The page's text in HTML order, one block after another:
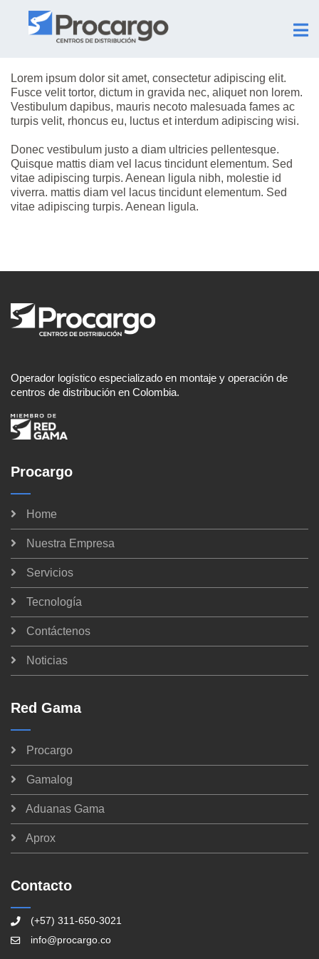
Lorem ipsum dolor sit amet, consectetur adipiscing elit.
Fusce velit tortor, dictum in gravida nec, aliquet non lorem.
Vestibulum dapibus, mauris necoto malesuada fames ac
turpis velit, rhoncus eu, luctus et interdum adipiscing wisi.
Donec vestibulum justo a diam ultricies pellentesque.
Quisque mattis diam vel lacus tincidunt elementum. Sed
vitae adipiscing turpis. Aenean ligula nibh, molestie id
viverra. mattis diam vel lacus tincidunt elementum. Sed
vitae adipiscing turpis. Aenean ligula.
Operador logístico especializado en montaje y operación de
centros de distribución en Colombia.
Procargo
Home
Nuestra Empresa
Servicios
Tecnología
Contáctenos
Noticias
Red Gama
Procargo
Gamalog
Aduanas Gama
Aprox
Contacto
(+57) 311-650-3021
info@procargo.co